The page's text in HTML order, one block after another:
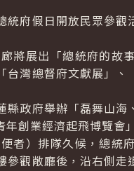
府假日開放民眾參觀
展出「總統府的故
灣總督府文獻展」
政府舉辦「磊舞山海
創業經濟起飛博覽會
）排隊久候，總統
觀敞廳後，沿右側走